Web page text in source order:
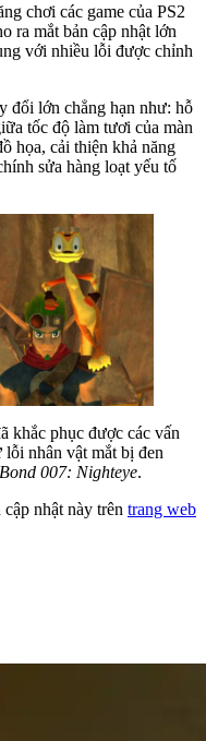
chơi các game của PS2
ra mắt bản cập nhật lớn
với nhiều lỗi được chỉnh
đổi lớn chẳng hạn như: hỗ
tốc độ làm tươi của màn
họa, cải thiện khả năng
sửa hàng loạt yếu tố
khắc phục được các vấn
nhân vật mắt bị đen
007: Nighteye.
nhật này trên trang web